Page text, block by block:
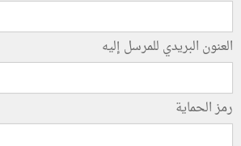
العنون البريدي للمرسل إليه
رمز الحماية